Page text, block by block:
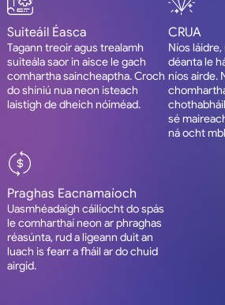
Suiteáil Éasca
Tagann treoir agus trealamh
suiteála saor in aisce le gach
comhartha saincheaptha. Croch
do shíniú nua neon isteach
laistigh de dheich nóiméad.
CRUA
Níos
déanta le
níos airde.
sé
ná ocht
Praghas Eacnamaíoch
Uasmhéadaigh cáilíocht do spás
le comharthaí neon ar phraghas
réasúnta, rud a ligeann duit an
luach is fearr a fháil ar do chuid
airgid.